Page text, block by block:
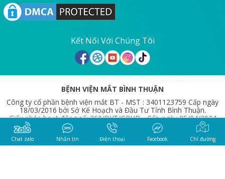
Kết Nối Với Chúng Tôi
BỆNH VIỆN MẮT BÌNH THUẬN
Công ty cổ phần bệnh viện mắt BT - MST : 3401123759 Cấp ngày
18/03/2016 bởi Sở Kế Hoạch và Đầu Tư Tỉnh Bình Thuận.
Giấy phép hoạt động số: 360/BYT/GPHD - Cấp ngày 05/04/2024
bởi Bộ Y Tế
Copyright © 2024 -BỆNH VIỆN MẮT BÌNH THUẬN. All rights
Chat zalo Nhắn tin Điện thoại Facebook Chỉ đường